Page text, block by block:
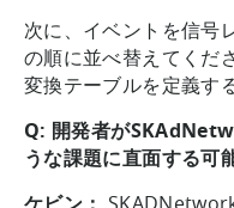
次に、イベントを信号
の順に並べ替えてくだ
変換テーブルを定義す
Q: 開発者が
うな課題に直面する可